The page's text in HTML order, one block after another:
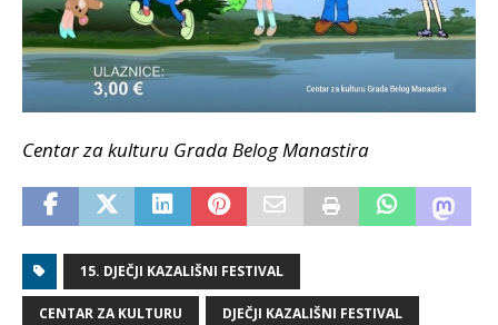
Centar za kulturu Grada Belog Manastira
15. DJEČJI KAZALIŠNI FESTIVAL
CENTAR ZA KULTURU DJEČJI KAZALIŠNI FESTIVAL